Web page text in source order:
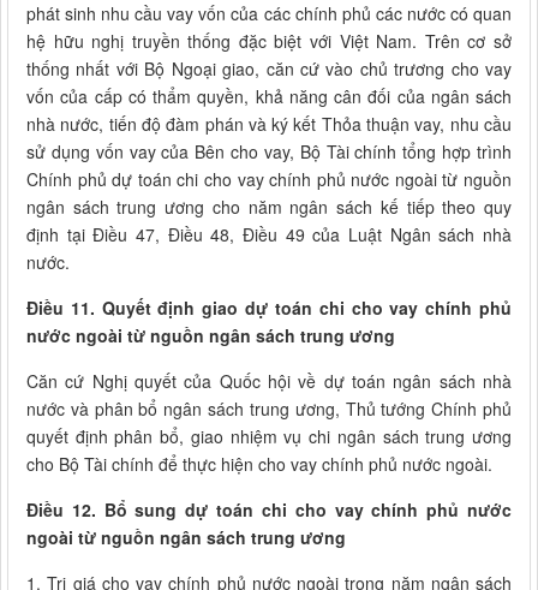
phát sinh nhu cầu vay vốn của các chính phủ các nước có quan
hệ hữu nghị truyền thống đặc biệt với Việt Nam. Trên cơ sở
thống nhất với Bộ Ngoại giao, căn cứ vào chủ trương cho vay
vốn của cấp có thẩm quyền, khả năng cân đối của ngân sách
nhà nước, tiến độ đàm phán và ký kết Thỏa thuận vay, nhu cầu
sử dụng vốn vay của Bên cho vay, Bộ Tài chính tổng hợp trình
Chính phủ dự toán chi cho vay chính phủ nước ngoài từ nguồn
ngân sách trung ương cho năm ngân sách kế tiếp theo quy
định tại Điều 47, Điều 48, Điều 49 của Luật Ngân sách nhà
nước.
Điều 11. Quyết định giao dự toán chi cho vay chính phủ
nước ngoài từ nguồn ngân sách trung ương
Căn cứ Nghị quyết của Quốc hội về dự toán ngân sách nhà
nước và phân bổ ngân sách trung ương, Thủ tướng Chính phủ
quyết định phân bổ, giao nhiệm vụ chi ngân sách trung ương
cho Bộ Tài chính để thực hiện cho vay chính phủ nước ngoài.
Điều 12. Bổ sung dự toán chi cho vay chính phủ nước
ngoài từ nguồn ngân sách trung ương
1. Trị giá cho vay chính phủ nước ngoài trong năm ngân sách